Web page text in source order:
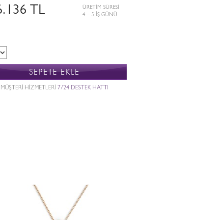
TL
ÜRETİM SÜRESİ
4 – 5 İŞ GÜNÜ
SEPETE EKLE
MÜŞTERİ HİZMETLERİ 7/24 DESTEK HATTI